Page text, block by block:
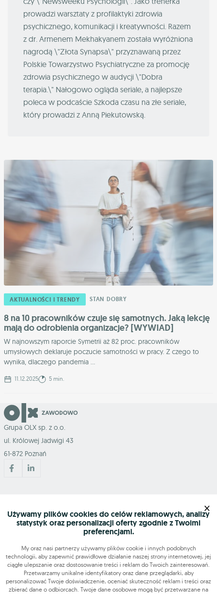
prowadzi warsztaty z profilaktyki zdrowia
psychicznego, komunikacji i kreatywności. Razem
z dr. Armenem Mekhakyanem została wyróżniona
nagrodą \"Złota Synapsa\" przyznawaną przez
Polskie Towarzystwo Psychiatryczne za promocję
zdrowia psychicznego w audycji \"Dobra
terapia.\" Nałogowo ogląda seriale, a najlepsze
poleca w podcaście Szkoda czasu na złe seriale,
który prowadzi z Anną Piekutowską.
AKTUALNOŚCI I TRENDY STAN DOBRY
8 na 10 pracowników czuje się samotnych. Jaką lekcję
mają do odrobienia organizacje? [WYWIAD]
W najnowszym raporcie Symetrii aż 82 proc. pracowników
umysłowych deklaruje poczucie samotności w pracy. Z czego to
wynika, dlaczego pandemia ...
11.12.2025 5 min.
Grupa OLX sp. z o.o.
ul. Królowej Jadwigi 43
61-872 Poznań
Znajdź nas
Narzędzia
Używamy plików cookies do celów reklamowych, analizy
statystyk oraz personalizacji oferty zgodnie z Twoimi
preferencjami.
My oraz nasi partnerzy używamy plików cookie i innych podobnych
technologii, aby zapewnić prawidłowe działanie naszej strony internetowej, jej
ciągłe ulepszanie oraz dostosowanie treści i reklam do Twoich zainteresowań.
Przetwarzamy unikalne identyfikatory oraz dane przeglądarki, aby
personalizować Twoje doświadczenie, oceniać skuteczność reklam i treści oraz
zbierać dane o odbiorcach. Twoje dane osobowe mogą być przetwarzane na
×